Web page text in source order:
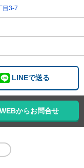
目3-7
LINEで送る
WEBからお問合せ